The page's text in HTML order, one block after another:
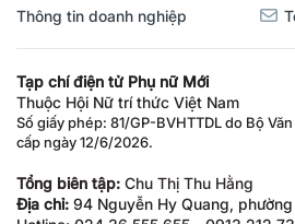
Thông tin doanh nghiệp
Tạp chí điện tử Phụ nữ Mới
Thuộc Hội Nữ trí thức Việt Nam
Số giấy phép: 81/GP-BVHTTDL do Bộ
cấp ngày 12/6/2026.
Tổng biên tập: Chu Thị Thu Hằng
Địa chỉ: 94 Nguyễn Hy Quang,